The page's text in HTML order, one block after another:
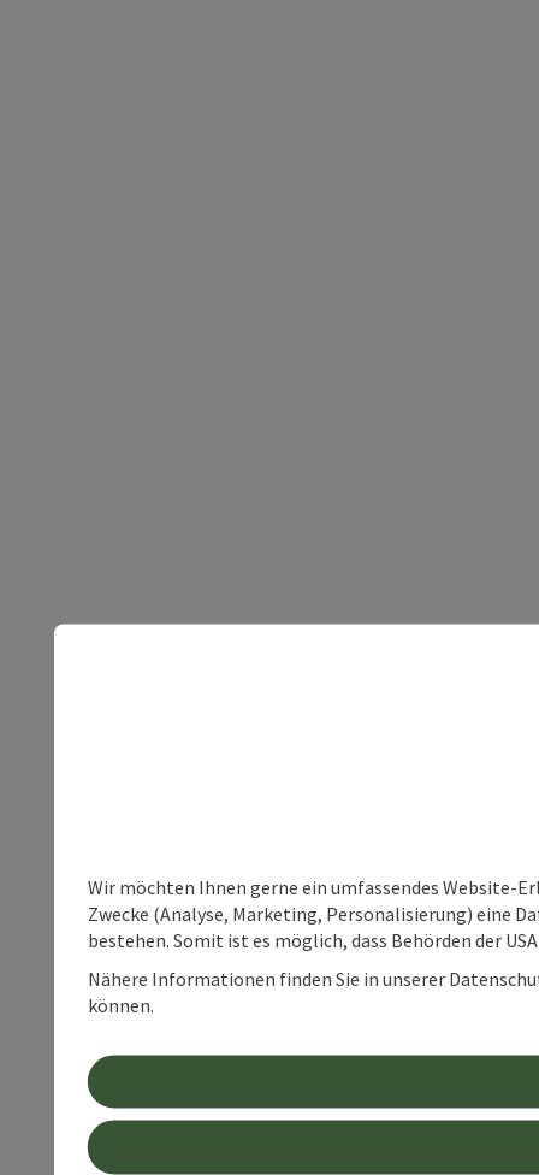
Wir möchten Ihnen gerne ein umfassendes Website-
Zwecke (Analyse, Marketing, Personalisierung) eine
bestehen. Somit ist es möglich, dass Behörden der
Nähere Informationen finden Sie in unserer
können.